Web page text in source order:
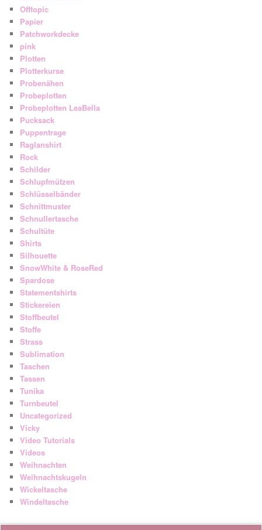
Offtopic
Papier
Patchworkdecke
pink
Plotten
Plotterkurse
Probenähen
Probeplotten
Probeplotten LeaBella
Pucksack
Puppentrage
Raglanshirt
Rock
Schilder
Schlupfmützen
Schlüsselbänder
Schnittmuster
Schnullertasche
Schultüte
Shirts
Silhouette
SnowWhite & RoseRed
Spardose
Statementshirts
Stickereien
Stoffbeutel
Stoffe
Strass
Sublimation
Taschen
Tassen
Tunika
Turnbeutel
Uncategorized
Vicky
Video Tutorials
Videos
Weihnachten
Weihnachtskugeln
Wickeltasche
Windeltasche